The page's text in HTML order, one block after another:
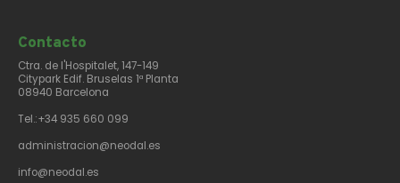
Contacto​
Ctra. de l'Hospitalet, 147-149
Citypark Edif. Bruselas 1ª Planta
08940 Barcelona
Tel.:+34 935 660 099
administracion@neodal.es
info@neodal.es